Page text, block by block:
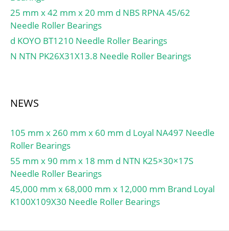
25 mm x 42 mm x 20 mm d NBS RPNA 45/62
Needle Roller Bearings
d KOYO BT1210 Needle Roller Bearings
N NTN PK26X31X13.8 Needle Roller Bearings
NEWS
105 mm x 260 mm x 60 mm d Loyal NA497 Needle
Roller Bearings
55 mm x 90 mm x 18 mm d NTN K25×30×17S
Needle Roller Bearings
45,000 mm x 68,000 mm x 12,000 mm Brand Loyal
K100X109X30 Needle Roller Bearings